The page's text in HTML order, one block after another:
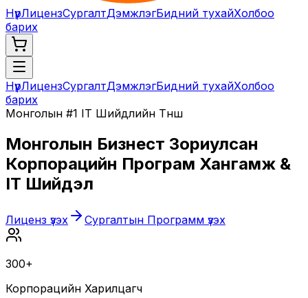
НүүрЛицензСургалтДэмжлэгБидний тухайХолбоо
барих
НүүрЛицензСургалтДэмжлэгБидний тухайХолбоо
барих
Монголын #1 IT Шийдлийн Түнш
Монголын Бизнест Зориулсан
Корпорацийн Програм Хангамж &
IT Шийдэл
Лиценз үзэх Сургалтын Программ үзэх
300+
Корпорацийн Харилцагч